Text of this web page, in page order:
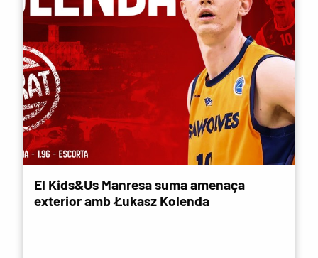
El Kids&Us Manresa suma amenaça
exterior amb Łukasz Kolenda